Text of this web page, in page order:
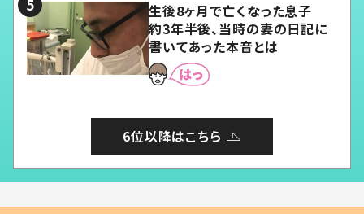
生後8ヶ月で亡くなった息子
約3年半後、当時の妻の日記に
書いてあった本音とは
6位以降はこちら